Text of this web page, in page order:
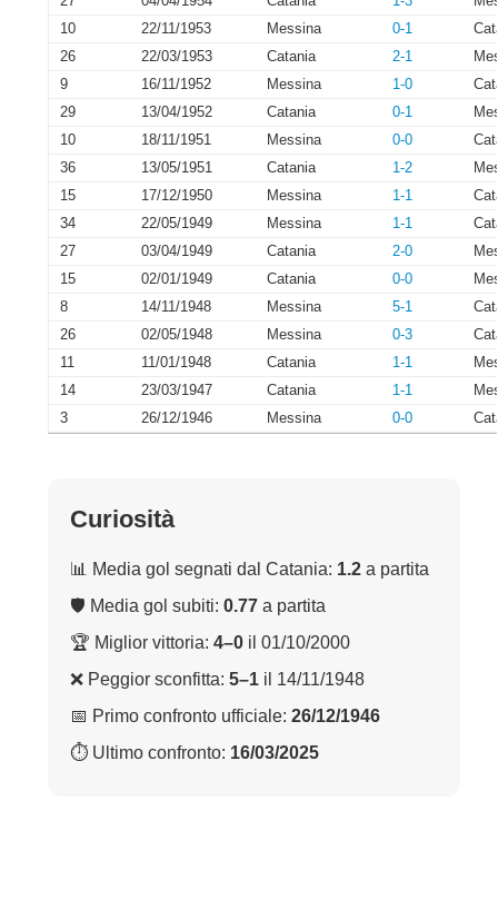
10
22/11/1953 Messina 0-1
26
22/03/1953 Catania 2-1
9
16/11/1952 Messina 1-0
29
13/04/1952 Catania 0-1
10
18/11/1951 Messina 0-0
36
13/05/1951 Catania 1-2
15
17/12/1950 Messina 1-1
34
22/05/1949 Messina 1-1
27
03/04/1949 Catania 2-0
15
02/01/1949 Catania 0-0
8
14/11/1948 Messina 5-1
26
02/05/1948 Messina 0-3
11
11/01/1948 Catania 1-1
14
23/03/1947 Catania 1-1
3
26/12/1946 Messina 0-0
Curiosità
📊 Media gol segnati dal Catania: 1.2 a partita
🛡 Media gol subiti: 0.77 a partita
🏆 Miglior vittoria: 4–0 il 01/10/2000
❌ Peggior sconfitta: 5–1 il 14/11/1948
📅 Primo confronto ufficiale: 26/12/1946
⏱ Ultimo confronto: 16/03/2025